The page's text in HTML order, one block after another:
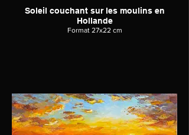
Soleil couchant sur les moulins en
Hollande
Format 27x22 cm